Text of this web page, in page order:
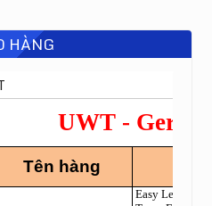
HÀNG